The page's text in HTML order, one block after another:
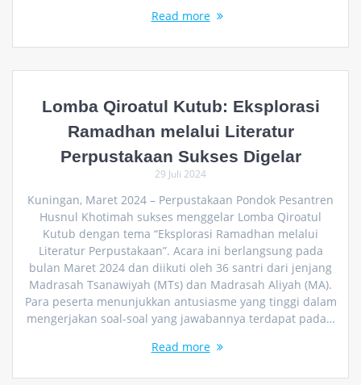
Read more
Lomba Qiroatul Kutub: Eksplorasi
Ramadhan melalui Literatur
Perpustakaan Sukses Digelar
29 Juli 2024
Kuningan, Maret 2024 – Perpustakaan Pondok Pesantren
Husnul Khotimah sukses menggelar Lomba Qiroatul
Kutub dengan tema “Eksplorasi Ramadhan melalui
Literatur Perpustakaan”. Acara ini berlangsung pada
bulan Maret 2024 dan diikuti oleh 36 santri dari jenjang
Madrasah Tsanawiyah (MTs) dan Madrasah Aliyah (MA).
Para peserta menunjukkan antusiasme yang tinggi dalam
mengerjakan soal-soal yang jawabannya terdapat pada…
Read more